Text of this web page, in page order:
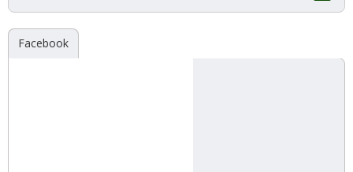
Facebook